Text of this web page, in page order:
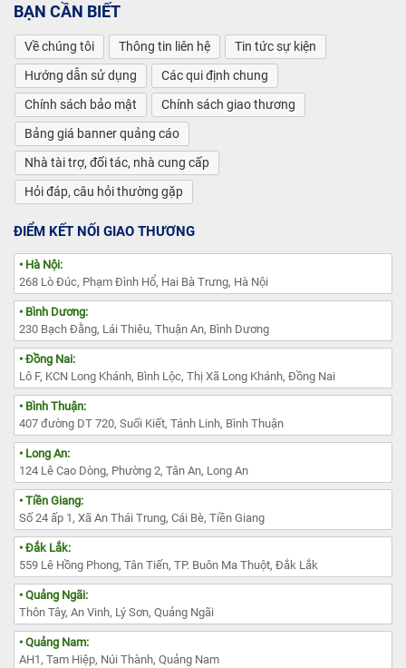
BẠN CẦN BIẾT
Về chúng tôi Thông tin liên hệ
Tin tức sự kiện
Hướng dẫn sử dụng
Các qui định chung
Chính sách bảo mật
Chính sách giao thương
Bảng giá banner quảng cáo
Nhà tài trợ, đối tác, nhà cung cấp
Hỏi đáp, câu hỏi thường gặp
ĐIỂM KẾT NỐI GIAO THƯƠNG
• Hà Nội:
268 Lò Đúc, Phạm Đình Hổ, Hai Bà Trưng, Hà Nội
• Bình Dương:
230 Bạch Đằng, Lái Thiêu, Thuận An, Bình Dương
• Đồng Nai:
Lô F, KCN Long Khánh, Bình Lộc, Thị Xã Long Khánh, Đồng Nai
• Bình Thuận:
407 đường DT 720, Suối Kiết, Tánh Linh, Bình Thuận
• Long An:
124 Lê Cao Dòng, Phường 2, Tân An, Long An
• Tiền Giang:
Số 24 ấp 1, Xã An Thái Trung, Cái Bè, Tiền Giang
• Đắk Lắk:
559 Lê Hồng Phong, Tân Tiến, TP. Buôn Ma Thuột, Đắk Lắk
• Quảng Ngãi:
Thôn Tây, An Vinh, Lý Sơn, Quảng Ngãi
• Quảng Nam:
AH1, Tam Hiệp, Núi Thành, Quảng Nam